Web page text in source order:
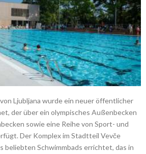
Ljubljana wurde ein neuer öffentlicher
der über ein olympisches Außenbecken
sowie eine Reihe von Sport- und
Der Komplex im Stadtteil Vevče
beliebten Schwimmbads errichtet, das in